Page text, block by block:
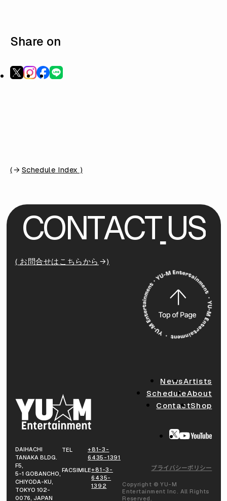
Share on
( Schedule Index )
CONTACT US
( お問合せはこちらから )
DAIHACHI
TANAKA BLDG.
F5,
5-1 GOBANCHO,
CHIYODA-KU,
TOKYO 102-
0076, JAPAN
TEL
+81-3-
6435-1391
FACSIMILE+81-3-
6435-
1392
NewsArtists
ScheduleAbout
ContactShop
プライバシーポリシー
Copyright © YU-M
Entertainment Inc. All Rights
Reserved.